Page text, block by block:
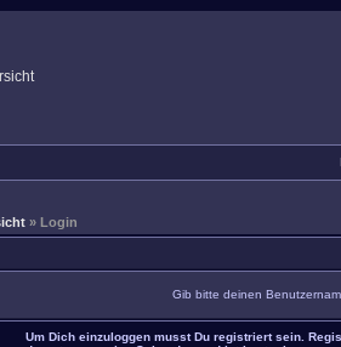
» Login
Gib bitte deinen
Um Dich einzuloggen musst Du registriert sein.